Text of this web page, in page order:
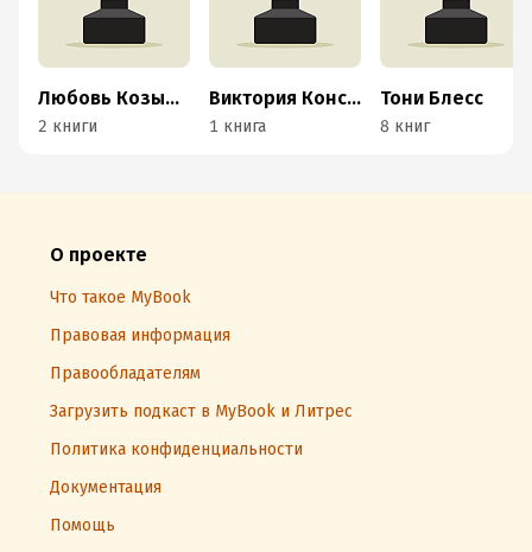
Любовь Козырькова
2 книги
Виктория Константа
1 книга
Тони Блесс
8 книг
О проекте
Что такое MyBook
Правовая информация
Правообладателям
Загрузить подкаст в MyBook и Литрес
Политика конфиденциальности
Документация
Помощь